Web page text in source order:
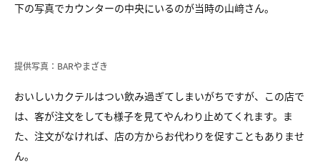
下の写真でカウンターの中央にいるのが当時の山﨑さん。